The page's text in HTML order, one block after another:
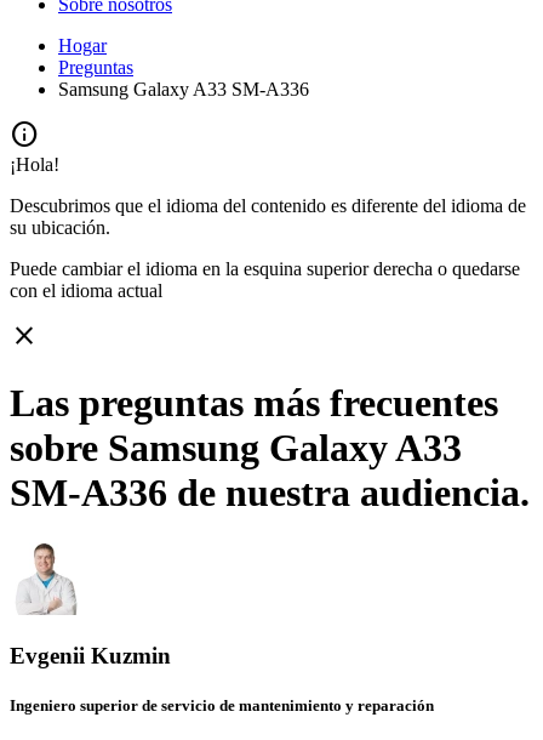
Sobre nosotros
Hogar
Preguntas
Samsung Galaxy A33 SM-A336
info
¡Hola!
Descubrimos que el idioma del contenido es diferente del idioma de
su ubicación.
Puede cambiar el idioma en la esquina superior derecha o quedarse
con el idioma actual
close
Las preguntas más frecuentes
sobre Samsung Galaxy A33
SM-A336 de nuestra audiencia.
Evgenii Kuzmin
Ingeniero superior de servicio de mantenimiento y reparación